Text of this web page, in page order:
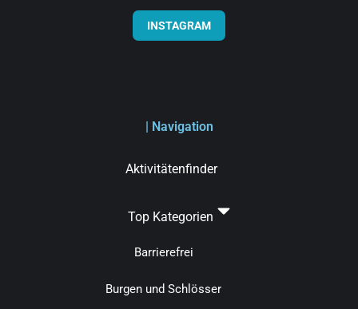
INSTAGRAM
| Navigation
Aktivitätenfinder
Top Kategorien
Barrierefrei
Burgen und Schlösser